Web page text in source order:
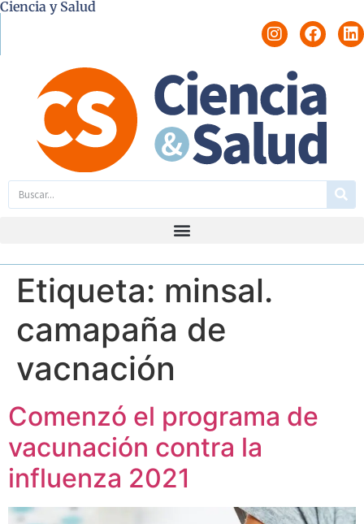
Ciencia y Salud
Etiqueta: minsal.
camapaña de
vacnación
Comenzó el programa de
vacunación contra la
influenza 2021